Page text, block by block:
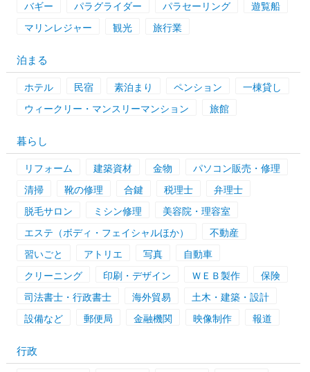
バギー
パラグライダー パラセーリング
遊覧船
マリンレジャー
観光 旅行業
泊まる
ホテル 民宿 素泊まり ペンション
一棟貸し
ウィークリー・マンスリーマンション
旅館
暮らし
リフォーム 建築資材 金物
パソコン販売・修理
清掃
靴の修理 合鍵 税理士
弁理士
脱毛サロン
ミシン修理
美容院・理容室
エステ（ボディ・フェイシャルほか）
不動産
習いごと
アトリエ 写真
自動車
クリーニング
印刷・デザイン ＷＥＢ製作
保険
司法書士・行政書士
海外貿易
土木・建築・設計
設備など
郵便局 金融機関 映像制作 報道
行政